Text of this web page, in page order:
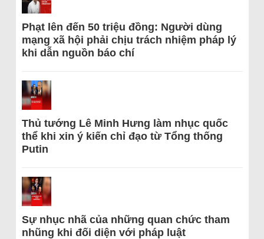
Phạt lên đến 50 triệu đồng: Người dùng
mạng xã hội phải chịu trách nhiệm pháp lý
khi dẫn nguồn báo chí
Thủ tướng Lê Minh Hưng làm nhục quốc
thể khi xin ý kiến chỉ đạo từ Tổng thống
Putin
Sự nhục nhã của những quan chức tham
nhũng khi đối diện với pháp luật